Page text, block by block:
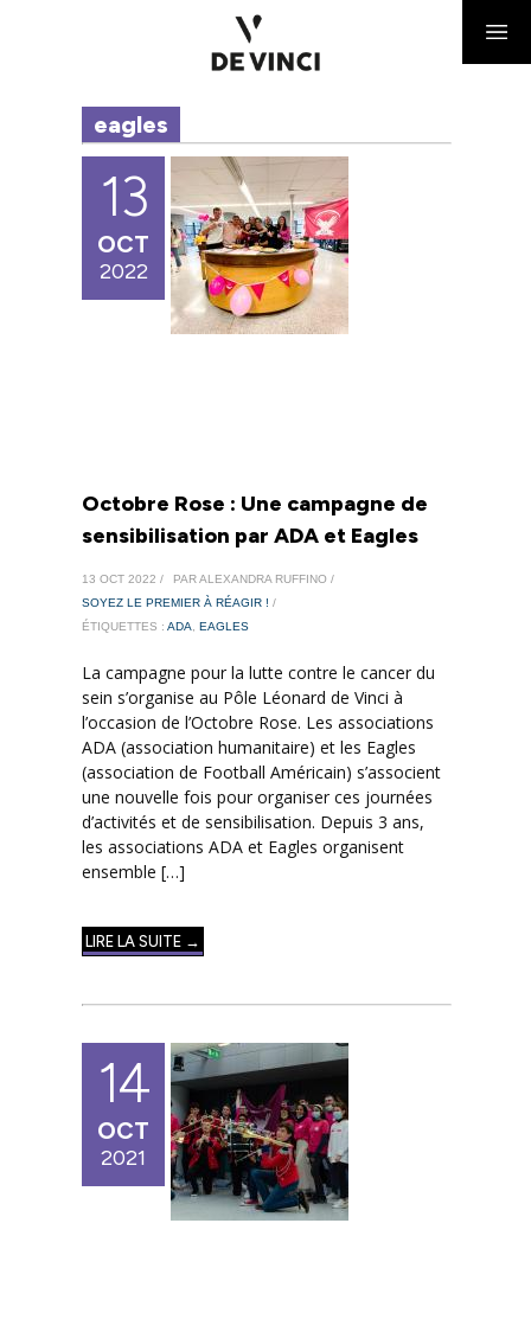
eagles
13
OCT
2022
Octobre Rose : Une campagne de
sensibilisation par ADA et Eagles
13 OCT 2022 /
PAR ALEXANDRA RUFFINO /
SOYEZ LE PREMIER À RÉAGIR ! /
ÉTIQUETTES : ADA EAGLES
La campagne pour la lutte contre le cancer du
sein s’organise au Pôle Léonard de Vinci à
l’occasion de l’Octobre Rose. Les associations
ADA (association humanitaire) et les Eagles
(association de Football Américain) s’associent
une nouvelle fois pour organiser ces journées
d’activités et de sensibilisation. Depuis 3 ans,
les associations ADA et Eagles organisent
ensemble […]
LIRE LA SUITE →
14
OCT
2021